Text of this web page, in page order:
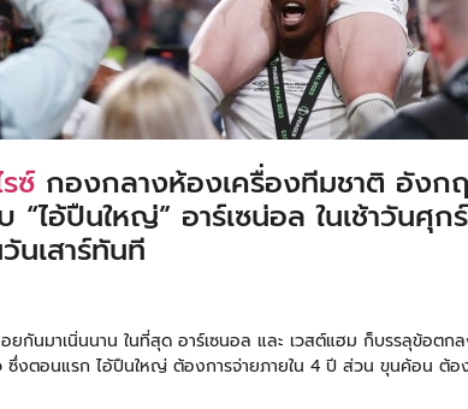
ซ์ กองกลางห้องเครื่องทีมชาติ อังกฤ
“ไอ้ปืนใหญ่” อาร์เซน่อล ในเช้าวันศุ
นเสาร์ทันที
ยกันมาเนิ่นนาน ในที่สุด อาร์เซนอล และ เวสต์แฮม ก็บรรลุข้อตกล
งตอนแรก ไอ้ปืนใหญ่ ต้องการจ่ายภายใน 4 ปี ส่วน ขุนค้อน ต้อง